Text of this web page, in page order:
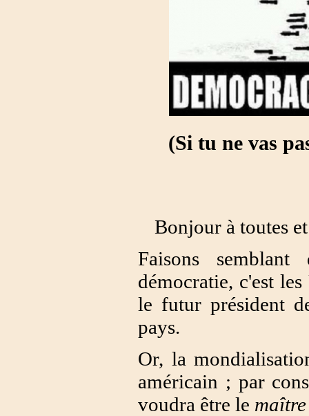
(Si tu ne vas
Bonjour à toutes
Faisons
démocratie, c'est
le futur président
pays.
Or, la
américain ; par
voudra être le